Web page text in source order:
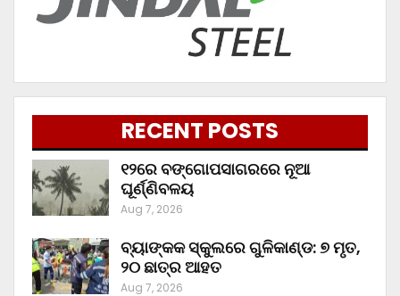
RECENT POSTS
୧୨ରେ ବଙ୍ଗୋପସାଗରରେ ନୂଆ
ଘୂର୍ଣ୍ଣିବଳୟ
Aug 7, 2026
ବ୍ୟାଙ୍କକ ସ୍କୁଲରେ ଗୁଳିକାଣ୍ଡ: ୭ ମୃତ,
୨୦ ଛାତ୍ର ଆହତ
Aug 7, 2026